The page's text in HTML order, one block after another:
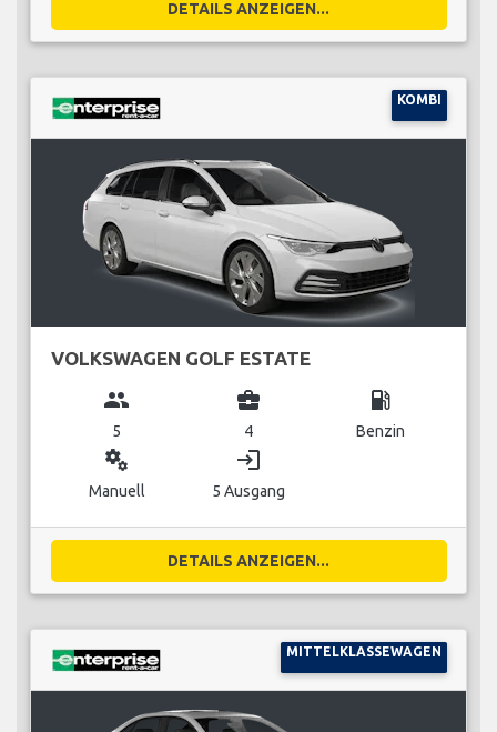
DETAILS ANZEIGEN...
KOMBI
VOLKSWAGEN GOLF ESTATE
group
5
business_center
4
local_gas_station
Benzin
miscellaneous_services
Manuell
login
5 Ausgang
DETAILS ANZEIGEN...
MITTELKLASSEWAGEN